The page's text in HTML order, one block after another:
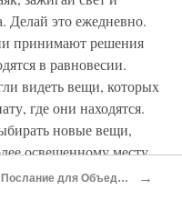
Делай это ежедневно.
принимают решения
в равновесии.
видеть вещи, которых
где они находятся.
новые вещи,
освещенному месту
успешно и делатьПослание для Объединенных Наций →